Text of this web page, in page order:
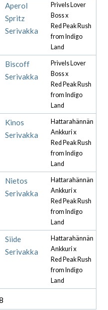
Aperol
Spritz
Serivakka
Prìvels Lover
Boss x
Red Peak Rush
from Indigo
Land
Biscoff
Serivakka
Prìvels Lover
Boss x
Red Peak Rush
from Indigo
Land
Kinos
Serivakka
Hattarahännän
Ankkuri x
Red Peak Rush
from Indigo
Land
Nietos
Serivakka
Hattarahännän
Ankkuri x
Red Peak Rush
from Indigo
Land
Siide
Serivakka
Hattarahännän
Ankkuri x
Red Peak Rush
from Indigo
Land